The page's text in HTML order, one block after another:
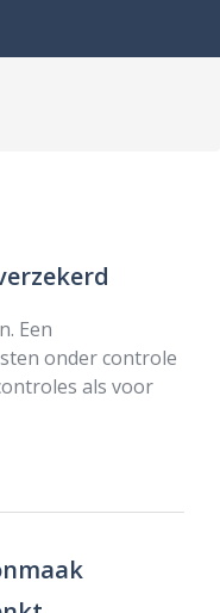
Een
onder controle
als voor